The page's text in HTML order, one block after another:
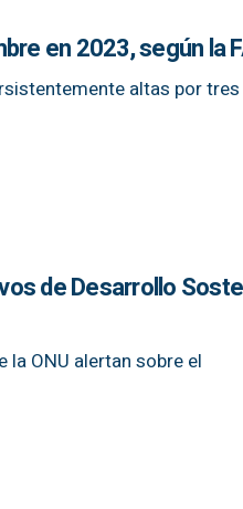
en 2023, según la
altas por
de Desarrollo
ONU alertan sobre el